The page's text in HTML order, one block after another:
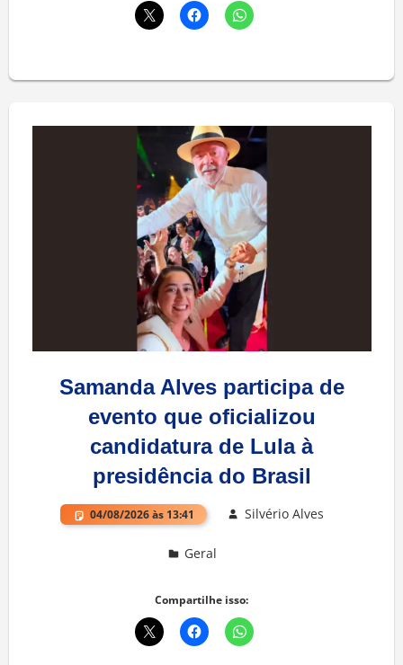
Samanda Alves participa de
evento que oficializou
candidatura de Lula à
presidência do Brasil
04/08/2026 às 13:41 Silvério Alves
Geral
Compartilhe isso: